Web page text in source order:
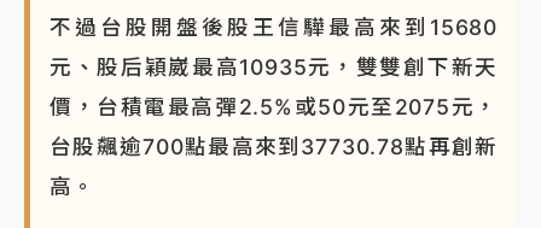
不過台股開盤後股王信驊最高來到15680
元、股后穎崴最高10935元，雙雙創下新天
價，台積電最高彈2.5%或50元至2075元，
台股飆逾700點最高來到37730.78點再創新
高。